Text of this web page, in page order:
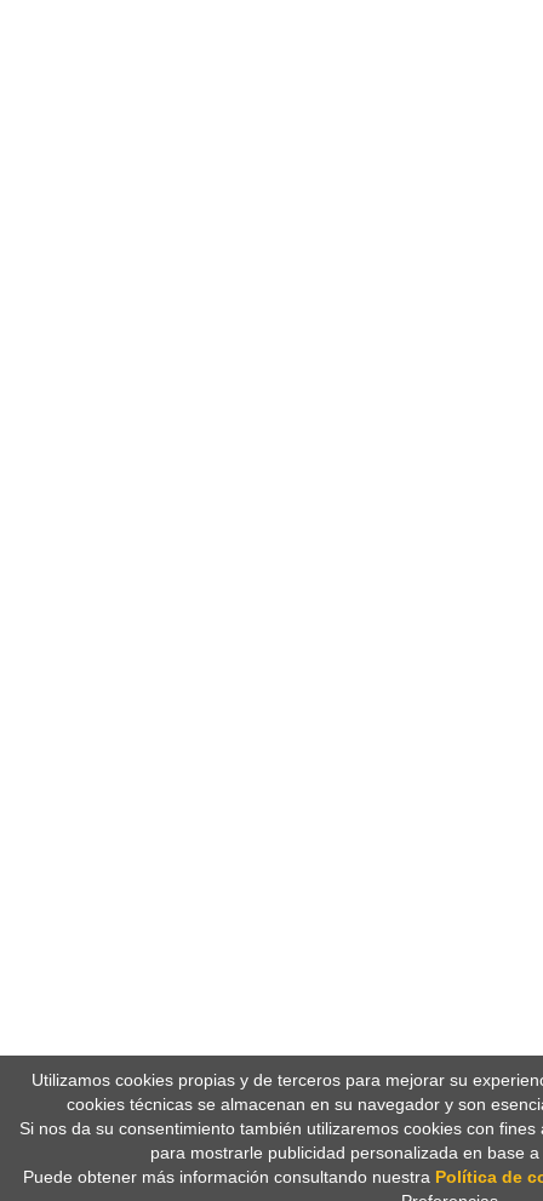
Utilizamos cookies propias y de terceros para mejorar su
cookies técnicas se almacenan en su navegador y son
Si nos da su consentimiento también utilizaremos cookies con
para mostrarle publicidad personalizada en base
Puede obtener más información consultando nuestra Política de